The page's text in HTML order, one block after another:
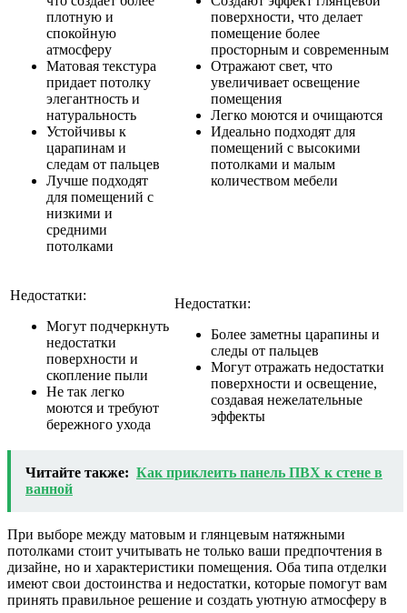
плотную и
спокойную
атмосферу
Матовая текстура
придает потолку
элегантность и
натуральность
Устойчивы к
царапинам и
следам от пальцев
Лучше подходят
для помещений с
низкими и
средними
потолками
поверхности, что делает
помещение более
просторным и современным
Отражают свет, что
увеличивает освещение
помещения
Легко моются и очищаются
Идеально подходят для
помещений с высокими
потолками и малым
количеством мебели
Недостатки:
Могут подчеркнуть
недостатки
поверхности и
скопление пыли
Не так легко
моются и требуют
бережного ухода
Недостатки:
Более заметны царапины и
следы от пальцев
Могут отражать недостатки
поверхности и освещение,
создавая нежелательные
эффекты
Читайте также: Как приклеить панель ПВХ к стене в
ванной
При выборе между матовым и глянцевым натяжными
потолками стоит учитывать не только ваши предпочтения в
дизайне, но и характеристики помещения. Оба типа отделки
имеют свои достоинства и недостатки, которые помогут вам
принять правильное решение и создать уютную атмосферу в